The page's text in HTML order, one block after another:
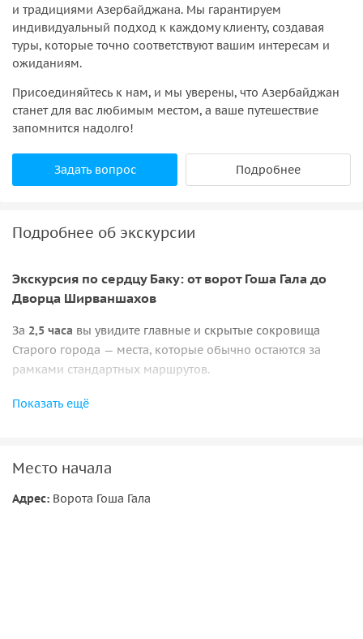
и традициями Азербайджана. Мы гарантируем
индивидуальный подход к каждому клиенту, создавая
туры, которые точно соответствуют вашим интересам и
ожиданиям.
Присоединяйтесь к нам, и мы уверены, что Азербайджан
станет для вас любимым местом, а ваше путешествие
запомнится надолго!
Задать вопрос Подробнее
Подробнее об экскурсии
Экскурсия по сердцу Баку: от ворот Гоша Гала до
Дворца Ширваншахов
За 2,5 часа вы увидите главные и скрытые сокровища
Старого города — места, которые обычно остаются за
рамками стандартных маршрутов.
Маршрут включает:
• Девичью башню
панорамнымвидом на Баку и Каспийское море
Показать ещё
Место начала
Адрес: Ворота Гоша Гала